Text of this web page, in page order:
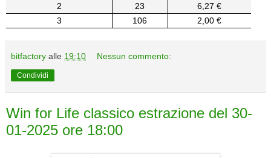
2
23
6,27 €
3
106 2,00 €
bitfactory alle 19:10 Nessun commento:
Condividi
Win for Life classico estrazione del 30-
01-2025 ore 18:00